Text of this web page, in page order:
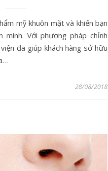
mỹ khuôn mặt và khiến bạn
mình. Với phương pháp chỉnh
đã giúp khách hàng sở hữu
28/08/2018